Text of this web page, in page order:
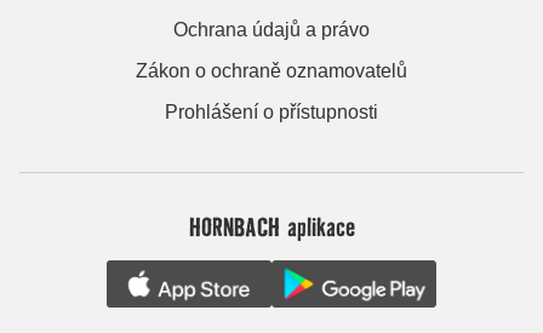
Ochrana údajů a právo
Zákon o ochraně oznamovatelů
Prohlášení o přístupnosti
HORNBACH aplikace